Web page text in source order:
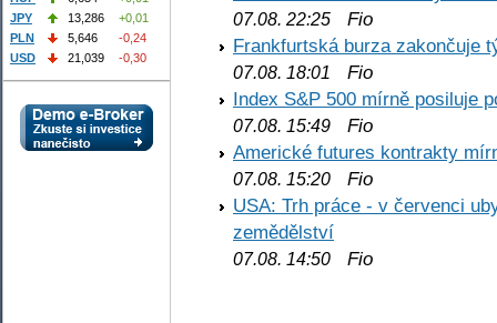
07.08. 22:25 Fio
Frankfurtská burza zakončuje
07.08. 18:01
Fio
Index S&P 500 mírně posiluje
07.08. 15:49 Fio
Americké futures kontrakty
07.08. 15:20 Fio
USA: Trh práce - v červenci
zemědělství
07.08. 14:50 Fio
JPY
13,286
+0,01
PLN
5,646
-0,24
USD
21,039 -0,30